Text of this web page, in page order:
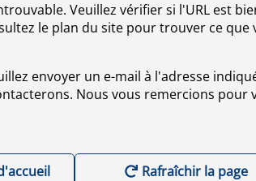
Veuillez vérifier si l'URL est
le plan du site pour trouver ce que
envoyer un e-mail à l'adresse
Nous vous remercions pour
Rafraîchir la page